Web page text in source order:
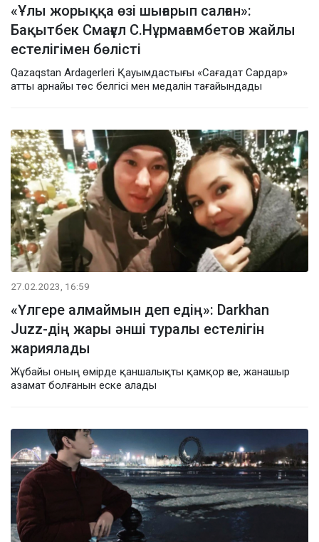
«Ұлы жорыққа өзі шығарып салған»:
Бақытбек Смағұл С.Нұрмағамбетов жайлы
естелігімен бөлісті
Qazaqstan Ardagerleri Қауымдастығы «Сағадат Сардар»
атты арнайы төс белгісі мен медалін тағайындады
27.02.2023, 16:59
«Үлгере алмаймын деп едің»: Darkhan
Juzz-дің жары әнші туралы естелігін
жариялады
Жұбайы оның өмірде қаншалықты қамқор әке, жанашыр
азамат болғанын еске алады